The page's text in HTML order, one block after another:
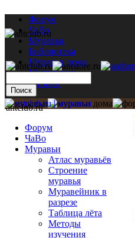
Форум
ЧаВо
Муравьи
Библиотека
Муравьи дома
Мастерская
Каталог
antclub.ru
Форум
ЧаВо
Муравьи
Атлас муравьёв
Строение
муравья
Муравейник в
разрезе
Таблица лёта
Методы
изучения